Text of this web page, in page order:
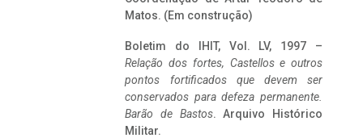
Matos. (Em construção)
Boletim do IHIT, Vol. LV, 1997 –
Relação dos fortes, Castellos e outros
pontos fortificados que devem ser
conservados para defeza permanente.
Barão de Bastos. Arquivo Histórico
Militar.